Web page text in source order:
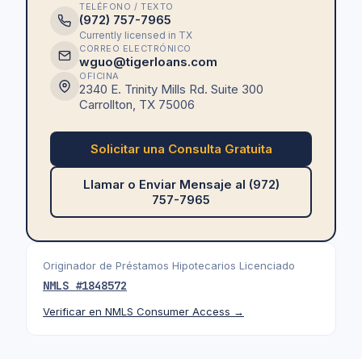
TELÉFONO / TEXTO
(972) 757-7965
Currently licensed in TX
CORREO ELECTRÓNICO
wguo@tigerloans.com
OFICINA
2340 E. Trinity Mills Rd. Suite 300
Carrollton, TX 75006
Solicitar una Consulta Gratuita
Llamar o Enviar Mensaje al (972)
757-7965
Originador de Préstamos Hipotecarios Licenciado
NMLS #1848572
Verificar en NMLS Consumer Access →